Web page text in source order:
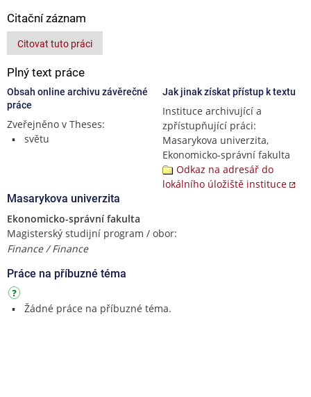
Citační záznam
Citovat tuto práci
Plný text práce
Obsah online archivu závěrečné
práce
Zveřejněno v Theses:
světu
Jak jinak získat přístup k textu
Instituce archivující a
zpřístupňující práci:
Masarykova univerzita,
Ekonomicko-správní fakulta
Odkaz na adresář do
lokálního úložiště instituce
Masarykova univerzita
Ekonomicko-správní fakulta
Magisterský studijní program / obor:
Finance / Finance
Práce na příbuzné téma
Žádné práce na příbuzné téma.